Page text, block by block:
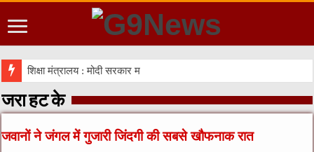
शिक्षा मंत्रालय : मोदी सरकार में मंत्री प्रह्लाद ज
जरा हट के
जवानों ने जंगल में गुजारी जिंदगी की सबसे खौफनाक रात